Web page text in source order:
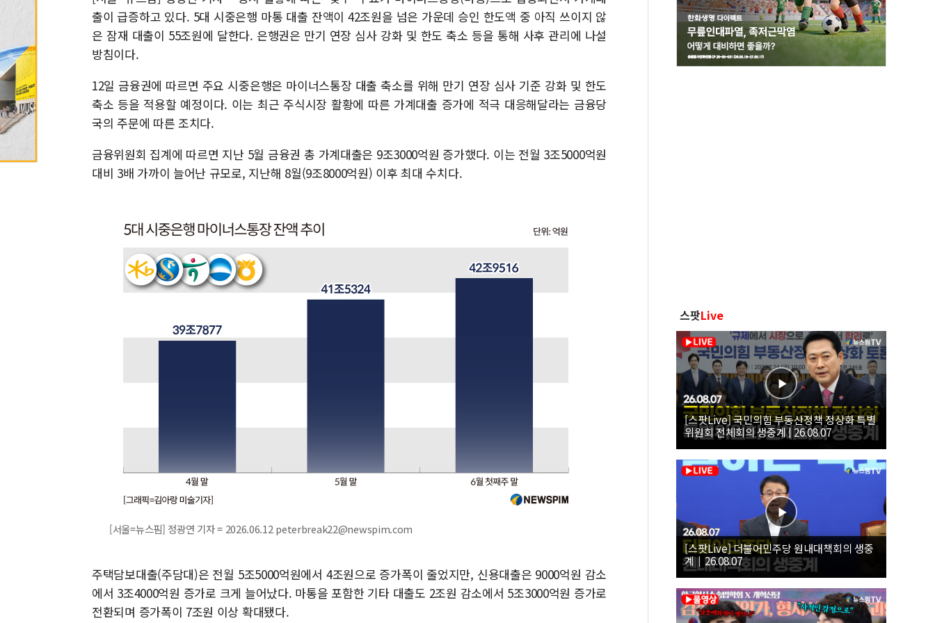
출이 급증하고 있다. 5대 시중은행 마통 대출 잔액이 42조원을 넘은 가운데 승인 한도액 중 아직 쓰이지 않
은 잠재 대출이 55조원에 달한다. 은행권은 만기 연장 심사 강화 및 한도 축소 등을 통해 사후 관리에 나설
방침이다.
12일 금융권에 따르면 주요 시중은행은 마이너스통장 대출 축소를 위해 만기 연장 심사 기준 강화 및 한도
축소 등을 적용할 예정이다. 이는 최근 주식시장 활황에 따른 가계대출 증가에 적극 대응해달라는 금융당
국의 주문에 따른 조치다.
금융위원회 집계에 따르면 지난 5월 금융권 총 가계대출은 9조3000억원 증가했다. 이는 전월 3조5000억원
대비 3배 가까이 늘어난 규모로, 지난해 8월(9조8000억원) 이후 최대 수치다.
[서울=뉴스핌] 정광연 기자 = 2026.06.12 peterbreak22@newspim.com
주택담보대출(주담대)은 전월 5조5000억원에서 4조원으로 증가폭이 줄었지만, 신용대출은 9000억원 감소
에서 3조4000억원 증가로 크게 늘어났다. 마통을 포함한 기타 대출도 2조원 감소에서 5조3000억원 증가로
전환되며 증가폭이 7조원 이상 확대됐다.
스팟Live
[스팟Live] 국민의힘 부동산정책 정상화 특별
위원회 전체회의 생중계 | 26.08.07
[스팟Live] 더불어민주당 원내대책회의 생중
계｜26.08.07